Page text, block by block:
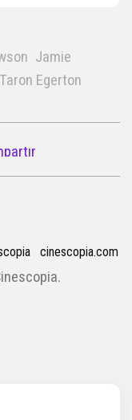
Jamie
Taron Egerton
cinescopia.com